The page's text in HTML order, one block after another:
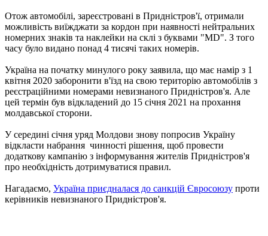
Отож автомобілі, зареєстровані в Придністров'ї, отримали
можливість виїжджати за кордон при наявності нейтральних
номерних знаків та наклейки на склі з буквами "MD". З того
часу було видано понад 4 тисячі таких номерів.
Україна на початку минулого року заявила, що має намір з 1
квітня 2020 заборонити в'їзд на свою територію автомобілів з
реєстраційними номерами невизнаного Придністров'я. Але
цей термін був відкладений до 15 січня 2021 на прохання
молдавської сторони.
У середині січня уряд Молдови знову попросив Україну
відкласти набрання чинності рішення, щоб провести
додаткову кампанію з інформування жителів Придністров'я
про необхідність дотримуватися правил.
Нагадаємо, Україна приєдналася до санкцій Євросоюзу проти
керівників невизнаного Придністров'я.